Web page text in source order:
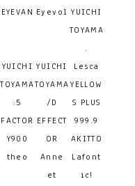
EYEVAN Eyevol YUICHI
TOYAMA
.
YUICHI
TOYAMA
:5
YUICHI
TOYAMA
/D
Lesca
YELLOW
S PLUS
FACTOR
Y900
EFFECT
OR
999.9
AKITTO
theo
Anne
et
Lafont
ic!